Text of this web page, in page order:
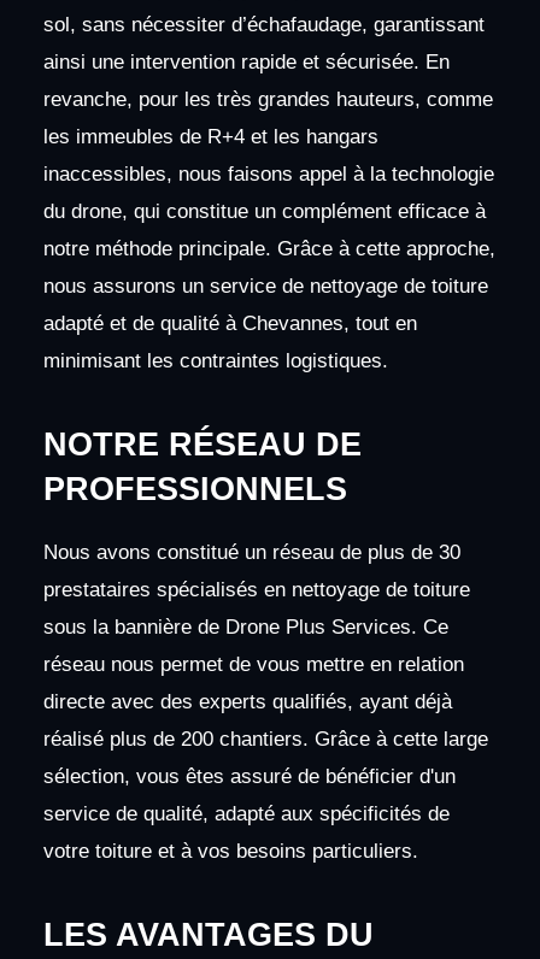
sol, sans nécessiter d’échafaudage, garantissant
ainsi une intervention rapide et sécurisée. En
revanche, pour les très grandes hauteurs, comme
les immeubles de R+4 et les hangars
inaccessibles, nous faisons appel à la technologie
du drone, qui constitue un complément efficace à
notre méthode principale. Grâce à cette approche,
nous assurons un service de nettoyage de toiture
adapté et de qualité à Chevannes, tout en
minimisant les contraintes logistiques.
NOTRE RÉSEAU DE
PROFESSIONNELS
Nous avons constitué un réseau de plus de 30
prestataires spécialisés en nettoyage de toiture
sous la bannière de Drone Plus Services. Ce
réseau nous permet de vous mettre en relation
directe avec des experts qualifiés, ayant déjà
réalisé plus de 200 chantiers. Grâce à cette large
sélection, vous êtes assuré de bénéficier d'un
service de qualité, adapté aux spécificités de
votre toiture et à vos besoins particuliers.
LES AVANTAGES DU